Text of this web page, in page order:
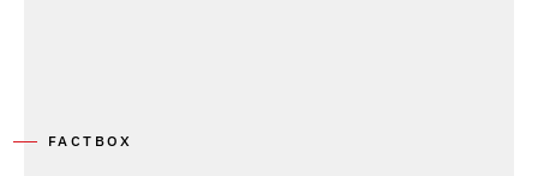
FACTBOX